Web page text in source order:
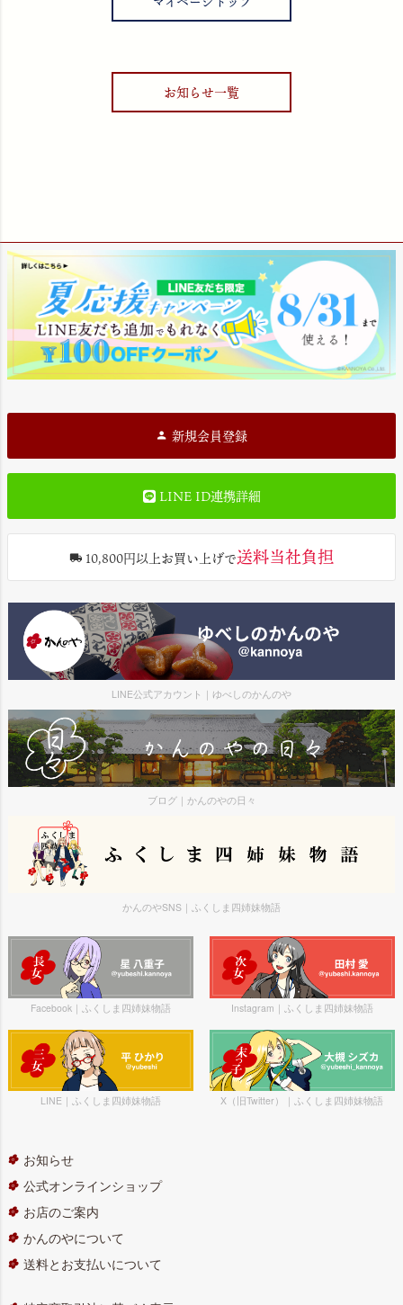
お知らせ一覧
新規会員登録
LINE ID連携詳細
10,800円以上お買い上げで送料当社負担
LINE公式アカウント｜ゆべしのかんのや
ブログ｜かんのやの日々
かんのやSNS｜ふくしま四姉妹物語
Facebook｜ふくしま四姉妹物語 Instagram｜ふくしま四姉妹物語
LINE｜ふくしま四姉妹物語 X（旧Twitter）｜ふくしま四姉妹物語
お知らせ
公式オンラインショップ
お店のご案内
かんのやについて
送料とお支払いについて